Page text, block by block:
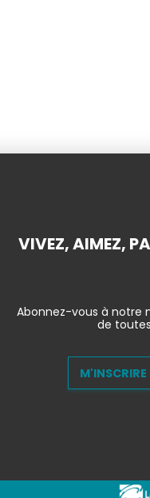
VIVEZ, AIMEZ,
Abonnez-vous à notre
de
M'INSCRIRE